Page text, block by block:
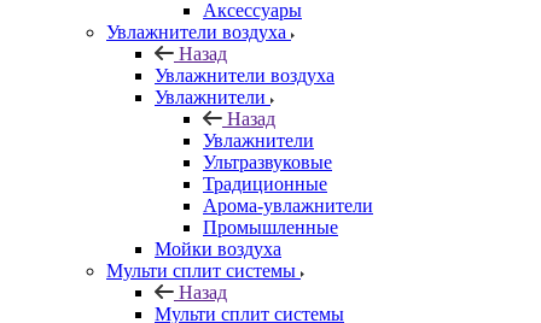
Аксессуары
Увлажнители воздуха
Назад
Увлажнители воздуха
Увлажнители
Назад
Увлажнители
Ультразвуковые
Традиционные
Арома-увлажнители
Промышленные
Мойки воздуха
Мульти сплит системы
Назад
Мульти сплит системы